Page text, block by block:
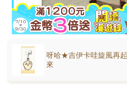
呀哈★吉伊卡哇旋風再
來